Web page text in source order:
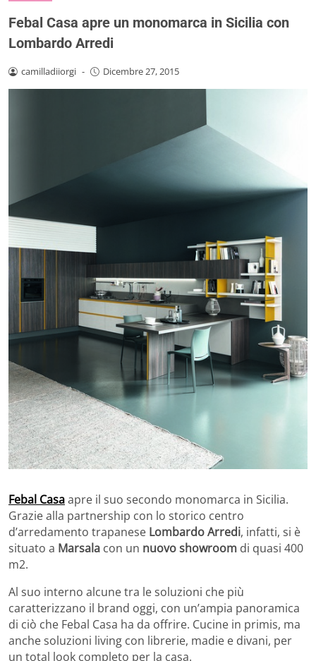
Febal Casa apre un monomarca in Sicilia con
Lombardo Arredi
camilladiiorgi - Dicembre 27, 2015
Febal Casaapre il suo secondo monomarca in Sicilia.
Grazie alla partnership con lo storico centro
d’arredamento trapanese Lombardo Arredi, infatti, si è
situato a Marsala con un nuovo showroom di quasi 400
m2.
Al suo interno alcune tra le soluzioni che più
caratterizzano il brand oggi, con un’ampia panoramica
di ciò che Febal Casa ha da offrire. Cucine in primis, ma
anche soluzioni living con librerie, madie e divani, per
un total look completo per la casa.